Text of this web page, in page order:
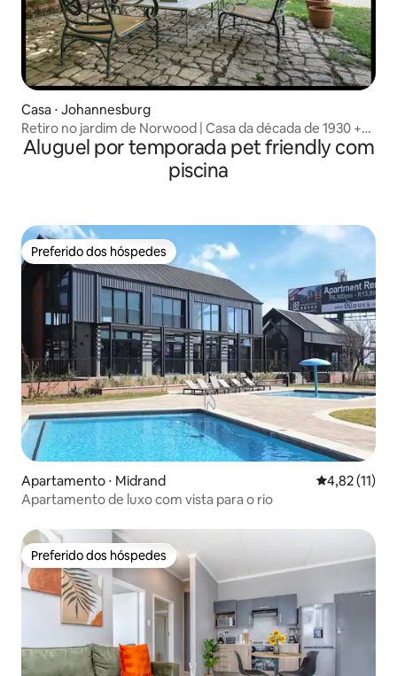
Casa ⋅ Johannesburg
Retiro no jardim de Norwood | Casa da década de 1930 +
escritório
Aluguel por temporada pet friendly com
piscina
Preferido dos hóspedes
Preferido dos hóspedes
Apartamento ⋅ Midrand 4,82 de uma
4,82 (11)
Apartamento de luxo com vista para o rio
Preferido dos hóspedes
Preferido dos hóspedes